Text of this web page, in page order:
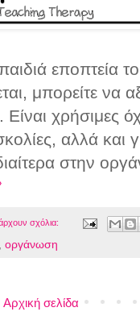
εποπτεία
μπορείτε να
χρήσιμες
αλλά και
στην
σχόλια:
οργάνωση
Αρχική σελίδα